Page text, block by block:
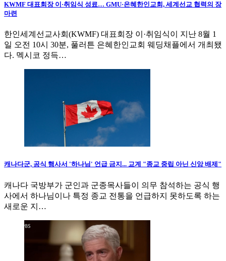
KWMF 대표회장 이·취임식 성료… GMU·은혜한인교회, 세계선교 협력의 장
마련
한인세계선교사회(KWMF) 대표회장 이·취임식이 지난 8월 1
일 오전 10시 30분, 풀러튼 은혜한인교회 웨딩채플에서 개최됐
다. 멕시코 정득…
캐나다군, 공식 행사서 '하나님' 언급 금지... 교계 "종교 중립 아닌 신앙 배제"
캐나다 국방부가 군인과 군종목사들이 의무 참석하는 공식 행
사에서 하나님이나 특정 종교 전통을 언급하지 못하도록 하는
새로운 지…